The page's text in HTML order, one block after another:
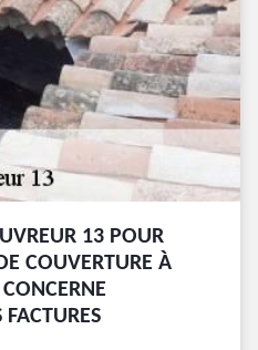
13 POUR
COUVERTURE À
FACTURES